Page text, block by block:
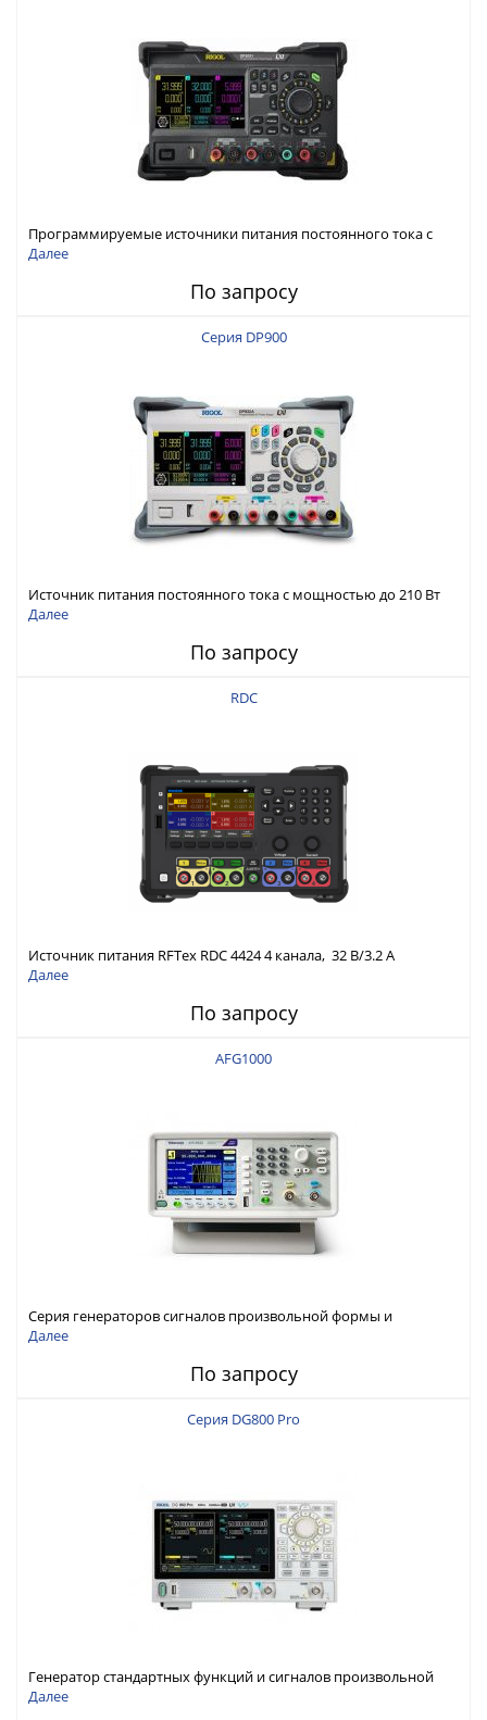
Программируемые источники питания постоянного тока с
мощностью 222 Вт, 3 канала
Далее
По запросу
Серия DP900
Источник питания постоянного тока с мощностью до 210 Вт
Далее
По запросу
RDC
Источник питания RFTex RDC 4424 4 канала, 32 В/3.2 А
Далее
По запросу
AFG1000
Серия генераторов сигналов произвольной формы и
стандартных функций Tektronix AFG1000
Далее
По запросу
Серия DG800 Pro
Генератор стандартных функций и сигналов произвольной
формы Rigol серии DG800 Pro, до 50 МГц
Далее